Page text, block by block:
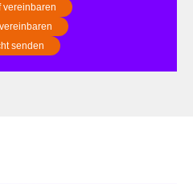
vereinbaren
senden